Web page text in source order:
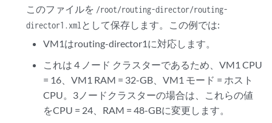
<driver name='qemu' type='raw' cache='none'
<!-- Specify the path to the 2nd virtual disk for the
<source file='/data/routing-director1/routing-director-
<address type='pci' domain='0x0000' bus='0x06'
    </disk>
<controller type='usb' index='0' model='qemu-xhci'
<address type='pci' domain='0x0000' bus='0x02'
  For RHEL 8.10 KVM use q53 as machine type
<type arch='x86_64' machine='q35'>hvm</type>
  <features>
    <acpi/>
    <apic/>
このファイルを /root/routing-director/routing-
director1.xml として保存します。この例では:
VM1はrouting-director1に対応します。
これは 4 ノード クラスターであるため、VM1 CPU
= 16、VM1 RAM = 32-GB、VM1 モード = ホスト
CPU。3ノードクラスターの場合は、これらの値
をCPU = 24、RAM = 48-GBに変更します。